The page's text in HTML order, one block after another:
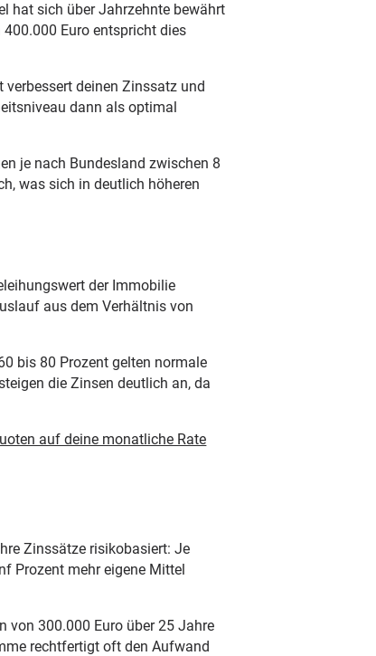
hat sich über Jahrzehnte bewährt
Euro entspricht dies
deinen Zinssatz und
dann als optimal
je nach Bundesland zwischen 8
was sich in deutlich höheren
der Immobilie
aus dem Verhältnis von
bis 80 Prozent gelten normale
die Zinsen deutlich an, da
auf deine monatliche Rate
Zinssätze risikobasiert: Je
Prozent mehr eigene Mittel
von 300.000 Euro über 25 Jahre
rechtfertigt oft den Aufwand